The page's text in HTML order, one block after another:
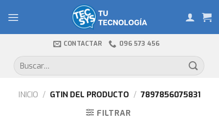
CONTACTAR 096 573 456
Buscar
por:
INICIO / GTIN DEL PRODUCTO / 7897856075831
FILTRAR